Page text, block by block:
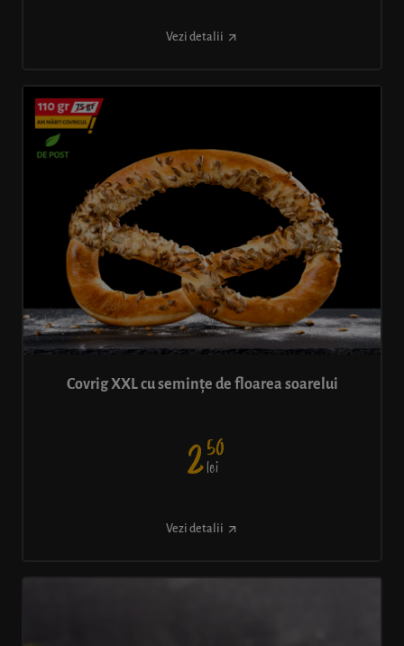
Vezi detalii
Covrig XXL cu semințe de floarea soarelui
250
lei
Vezi detalii